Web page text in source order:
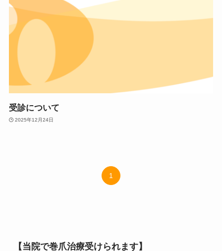
受診について
2025年12月24日
1
【当院で巻爪治療受けられます】